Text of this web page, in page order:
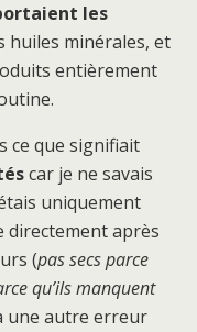
les
huiles minérales, et
entièrement
ce que signifiait
car je ne savais
uniquement
directement après
(pas secs parce
qu’ils manquent
une autre erreur